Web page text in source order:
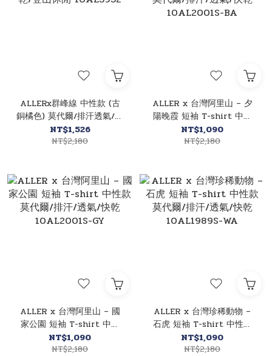
ALLERx群峰線 中性款 (古
銅橘色) 莫代爾/排汗透氣/快
乾/登山休閒 10AL3952
NT$1,526
NT$2,180
ALLER x 台灣阿里山 – 夕
陽晚霞 短袖 T-shirt 中性
款 莫代爾/排汗/透氣/快乾
10AL2001S-BA
NT$1,090
NT$2,180
ALLER x 台灣阿里山 – 國
家公園 短袖 T-shirt 中性
款 莫代爾/排汗/透氣/快乾
10AL2001S-GY
NT$1,090
NT$2,180
ALLER x 台灣珍稀動物 –
石虎 短袖 T-shirt 中性款
莫代爾/排汗/透氣/快乾
10AL1989S-WA
NT$1,090
NT$2,180